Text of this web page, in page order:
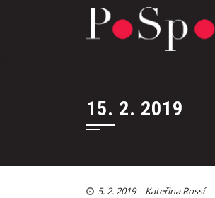
15. 2. 2019
5. 2. 2019 Kateřina Rossí